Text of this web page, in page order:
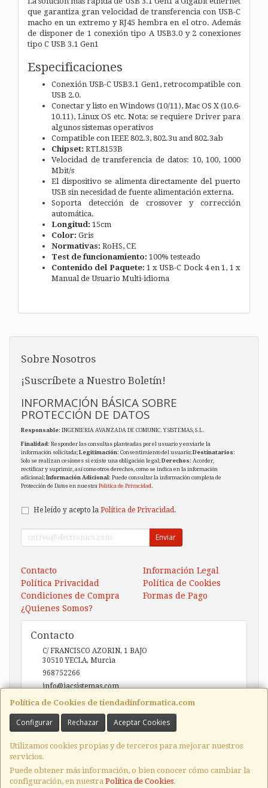
que garantiza gran velocidad de transferencia con USB-C
macho en un extremo y RJ45 hembra en el otro. Además
de disponer de 1 conexión tipo A USB3.0 y 2 conexiones
tipo C USB 3.1 Gen1
Especificaciones
Conexión USB-C USB3.1 Gen1, retrocompatible con
USB 2.0.
Conectar y listo en Windows (10/11), Mac OS X (10.6-
10.11), Linux OS etc. Nota: se requiere Driver para
algunos sistemas operativos
Compatible con IEEE 802.3, 802.3u and 802.3ab
Chipset: RTL8153B
Velocidad de transferencia de datos: 10, 100, 1000
Mbit/s
El dispositivo se alimenta directamente del puerto
USB sin necesidad de fuente alimentación externa.
Soporta detección de crossover y corrección
automática.
Longitud: 15cm
Color: Gris
Normativas: RoHS, CE
Test de funcionamiento: 100% testeado
Contenido del Paquete: 1 x USB-C Dock 4 en 1, 1 x
Manual de Usuario Multi-idioma
Política de Cookies de tiendadinformatica.com
Configurar Rechazar Aceptar Cookies
Utilizamos cookies propias y de terceros para mejorar nuestros
servicios.
Puede obtener más información, o bien conocer cómo cambiar la
configuración, en nuestra Política de Cookies.
Sobre Nosotros
¡Suscríbete a Nuestro Boletín!
INFORMACIÓN BÁSICA SOBRE
PROTECCIÓN DE DATOS
Responsable: INGENIERIA AVANZADA DE COMUNIC. Y SISTEMAS, S.L.
Finalidad: Responder las consultas planteadas por el usuario y enviarle la
información solicitada;Legitimación: Consentimiento del usuario;Destinatarios:
Solo se realizan cesiones si existe una obligación legal;Derechos: Acceder,
rectificar y suprimir, así como otros derechos, como se indica en la información
adicional;Información Adicional: Puede consultar la información completa de
Protección de Datos en nuestra Política de Privacidad.
He leído y acepto la Política de Privacidad .
Enviar
Contacto
Información Legal
Política Privacidad
Política de Cookies
Condiciones de Compra
Formas de Pago
¿Quienes Somos?
Contacto
C/ FRANCISCO AZORIN, 1 BAJO
30510 YECLA, Murcia
968752266
info@iacsistemas.com
Horario
, , , , España. - C.I.F.: B73123127 - Tfno: